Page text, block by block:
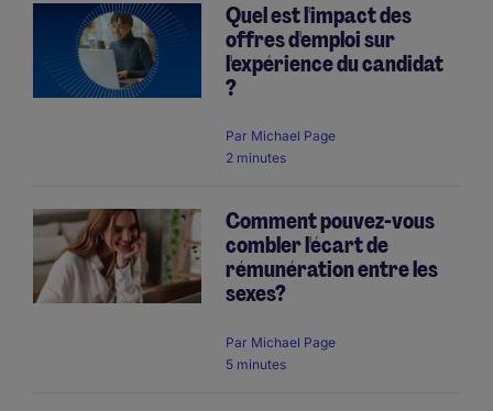
Quel est l'impact des
offres d'emploi sur
l'expérience du candidat
?
Par Michael Page
2 minutes
Comment pouvez-vous
combler l'écart de
rémunération entre les
sexes?
Par Michael Page
5 minutes